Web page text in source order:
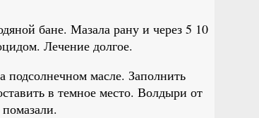
бане. Мазала рану и через 5 10
Лечение долгое.
подсолнечном масле. Заполнить
в темное место. Волдыри от